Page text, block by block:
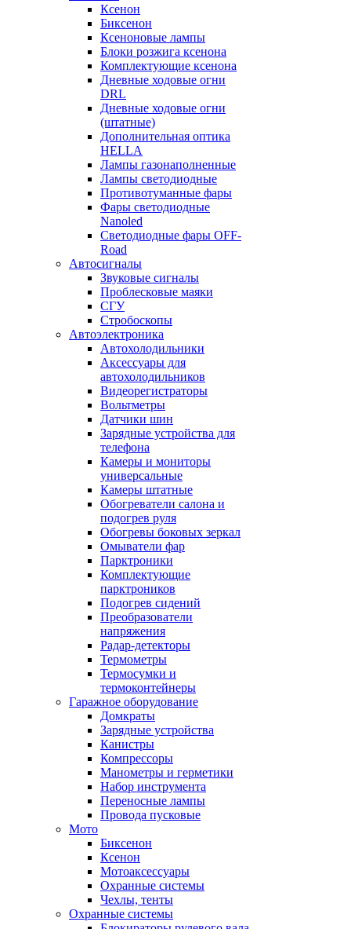
Ксенон
Биксенон
Ксеноновые лампы
Блоки розжига ксенона
Комплектующие ксенона
Дневные ходовые огни
DRL
Дневные ходовые огни
(штатные)
Дополнительная оптика
HELLA
Лампы газонаполненные
Лампы светодиодные
Противотуманные фары
Фары светодиодные
Nanoled
Светодиодные фары OFF-
Road
Автосигналы
Звуковые сигналы
Проблесковые маяки
СГУ
Стробоскопы
Автоэлектроника
Автохолодильники
Аксессуары для
автохолодильников
Видеорегистраторы
Вольтметры
Датчики шин
Зарядные устройства для
телефона
Камеры и мониторы
универсальные
Камеры штатные
Обогреватели салона и
подогрев руля
Обогревы боковых зеркал
Омыватели фар
Парктроники
Комплектующие
парктроников
Подогрев сидений
Преобразователи
напряжения
Радар-детекторы
Термометры
Термосумки и
термоконтейнеры
Гаражное оборудование
Домкраты
Зарядные устройства
Канистры
Компрессоры
Манометры и герметики
Набор инструмента
Переносные лампы
Провода пусковые
Мото
Биксенон
Ксенон
Мотоаксессуары
Охранные системы
Чехлы, тенты
Охранные системы